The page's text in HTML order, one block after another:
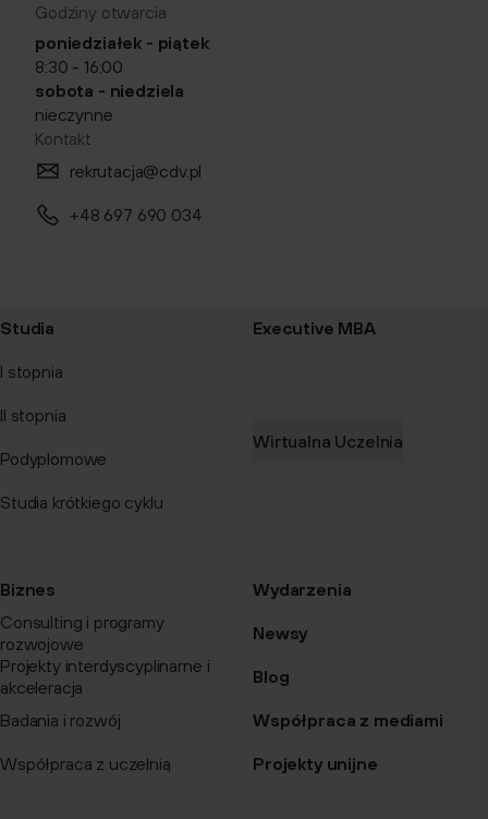
Godziny otwarcia
poniedziałek - piątek
8:30 - 16:00
sobota - niedziela
nieczynne
Kontakt
rekrutacja@cdv.pl
+48 697 690 034
Studia
I stopnia
II stopnia
Podyplomowe
Studia krótkiego cyklu
Executive MBA
Wirtualna Uczelnia
Biznes
Consulting i programy
rozwojowe
Projekty interdyscyplinarne i
akceleracja
Badania i rozwój
Współpraca z uczelnią
Wydarzenia
Newsy
Blog
Współpraca z mediami
Projekty unijne